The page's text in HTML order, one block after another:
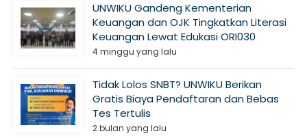
UNWIKU Gandeng Kementerian
Keuangan dan OJK Tingkatkan Literasi
Keuangan Lewat Edukasi ORI030
4 minggu yang lalu
Tidak Lolos SNBT? UNWIKU Berikan
Gratis Biaya Pendaftaran dan Bebas
Tes Tertulis
2 bulan yang lalu